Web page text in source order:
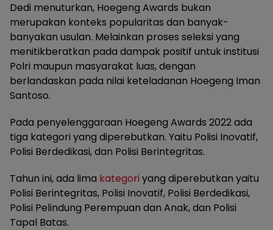
Dedi menuturkan, Hoegeng Awards bukan
merupakan konteks popularitas dan banyak-
banyakan usulan. Melainkan proses seleksi yang
menitikberatkan pada dampak positif untuk institusi
Polri maupun masyarakat luas, dengan
berlandaskan pada nilai keteladanan Hoegeng Iman
Santoso.
Pada penyelenggaraan Hoegeng Awards 2022 ada
tiga kategori yang diperebutkan. Yaitu Polisi Inovatif,
Polisi Berdedikasi, dan Polisi Berintegritas.
Tahun ini, ada lima kategori yang diperebutkan yaitu
Polisi Berintegritas, Polisi Inovatif, Polisi Berdedikasi,
Polisi Pelindung Perempuan dan Anak, dan Polisi
Tapal Batas.